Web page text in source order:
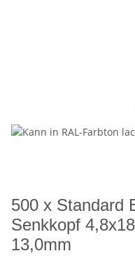
500 x Standard
Senkkopf
13,0mm